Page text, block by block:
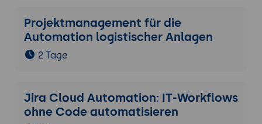
Wenn ein neues Dokument
hochgeladen wird -> Teamleitung
zuweisen (z.B. alle Anfragen an den
Teamassistenz-Raum).
Projektmanagement für die
Automation logistischer Anlagen
2 Tage
Jira Cloud Automation: IT-Workflows
ohne Code automatisieren